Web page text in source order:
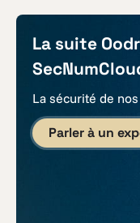
La suite
La sécurité de
Parler à un